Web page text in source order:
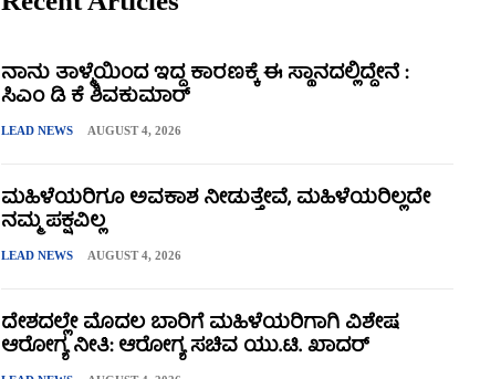
ನಾನು ತಾಳ್ಮೆಯಿಂದ ಇದ್ದ ಕಾರಣಕ್ಕೆ ಈ ಸ್ಥಾನದಲ್ಲಿದ್ದೇನೆ :
ಸಿಎಂ ಡಿ ಕೆ ಶಿವಕುಮಾರ್
LEAD NEWS AUGUST 4, 2026
ಮಹಿಳೆಯರಿಗೂ ಅವಕಾಶ ನೀಡುತ್ತೇವೆ, ಮಹಿಳೆಯರಿಲ್ಲದೇ
ನಮ್ಮ ಪಕ್ಷವಿಲ್ಲ
LEAD NEWS AUGUST 4, 2026
ದೇಶದಲ್ಲೇ ಮೊದಲ ಬಾರಿಗೆ ಮಹಿಳೆಯರಿಗಾಗಿ ವಿಶೇಷ
ಆರೋಗ್ಯ ನೀತಿ: ಆರೋಗ್ಯ ಸಚಿವ ಯು.ಟಿ. ಖಾದರ್